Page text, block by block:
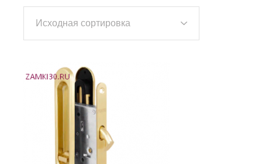
Исходная сортировка